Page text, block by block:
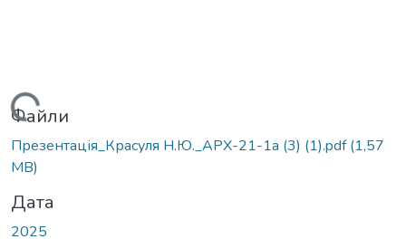
Вантажиться...
Файли
Презентація_Красуля Н.Ю._АРХ-21-1а (3) (1).pdf(1,57
MB)
Дата
2025